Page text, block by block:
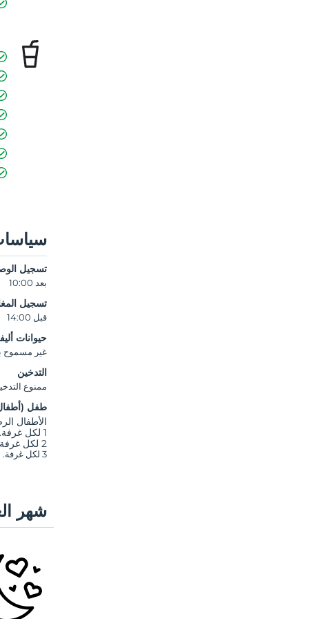
تسجيل
بعد 10:00
تسجيل
قبل 14:00
حيوانات
غير مسموح
التدخين
ممنوع
طفل
الأطفال
1 لكل غرفة. مجانًا للطفال (الأطفال) الذين تقل أعمارهم عن 4
2 لكل غرفة. مجانًا للطفال (الأطفال) الذين تقل أعمارهم عن 4
3 لكل غرفة. مجانًا للطفال (الأطفال) الذين تقل أعمارهم عن 4
شهر